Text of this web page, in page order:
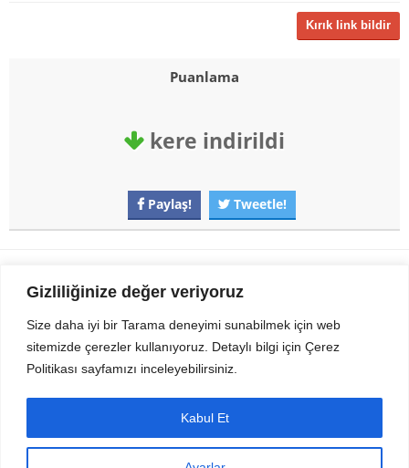
Gizliliğinize değer veriyoruz
Size daha iyi bir Tarama deneyimi sunabilmek için web
sitemizde çerezler kullanıyoruz. Detaylı bilgi için Çerez
Politikası sayfamızı inceleyebilirsiniz.
Kabul Et
Kırık link bildir
Puanlama
kere indirildi
Paylaş! Tweetle!
Gezi Seyahat indirvip apk
Sitemizden Son sürüm Program, Android Uygulama, Android Oyun, Apk
Dosyalarını indirip güvenle bilgisayar ve cep telefonlarınızda kullanabilirsiniz.